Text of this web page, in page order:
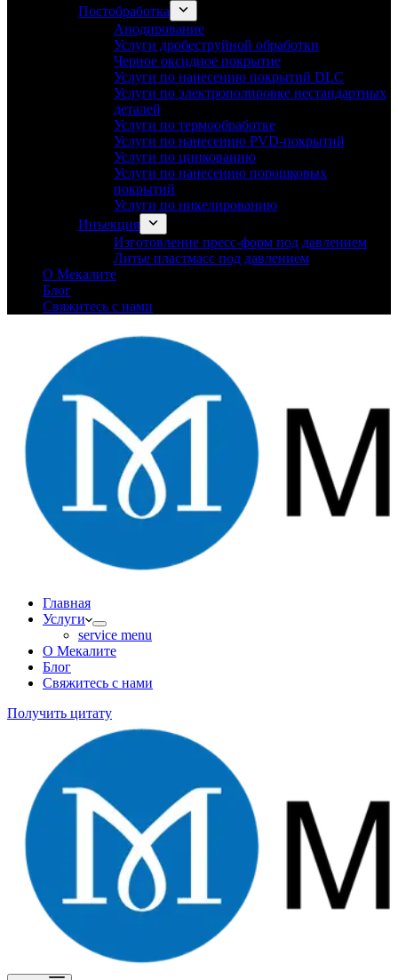
Постобработка
Анодирование
Услуги дробеструйной обработки
Черное оксидное покрытие
Услуги по нанесению покрытий DLC
Услуги по электрополировке нестандартных
деталей
Услуги по термообработке
Услуги по нанесению PVD-покрытий
Услуги по цинкованию
Услуги по нанесению порошковых
покрытий
Услуги по никелированию
Инъекция
Изготовление пресс-форм под давлением
Литье пластмасс под давлением
О Мекалите
Блог
Свяжитесь с нами
Главная
Услуги
service menu
О Мекалите
Блог
Свяжитесь с нами
Получить цитату